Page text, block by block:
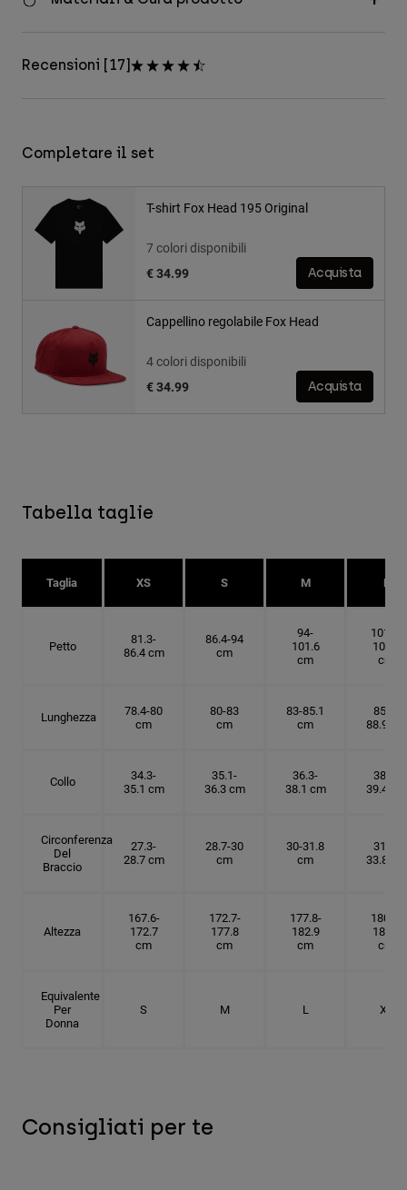
Recensioni [17]
Completare il set
T-shirt Fox Head 195 Original
7 colori disponibili
€ 34.99
Acquista
Cappellino regolabile Fox Head
4 colori disponibili
€ 34.99
Acquista
Tabella taglie
Taglia XS S M L
Petto
81.3-
86.4 cm
86.4-94
cm
94-
101.6
cm
101.6-
109.2
cm
Lunghezza
78.4-80
cm
80-83
cm
83-85.1
cm
85.1-
88.9 cm
Collo
34.3-
35.1 cm
35.1-
36.3 cm
36.3-
38.1 cm
38.1-
39.4 cm
Circonferenza
Del
Braccio
27.3-
28.7 cm
28.7-30
cm
30-31.8
cm
31.8-
33.8 cm
Altezza
167.6-
172.7
cm
172.7-
177.8
cm
177.8-
182.9
cm
180.3-
185.5
cm
Equivalente
Per
Donna
S M L XL
Consigliati per te